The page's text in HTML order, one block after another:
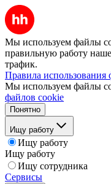
Мы используем файлы
правильную работу
трафик.
Правила использования
Мы используем файлы
файлов cookie
Понятно
Ищу работу
Ищу работу
Ищу работу
Ищу сотрудника
Сервисы